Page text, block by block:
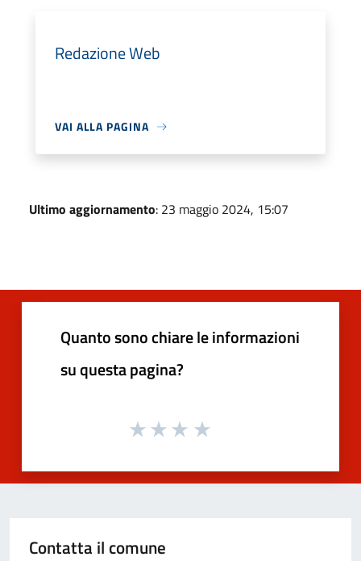
Redazione Web
VAI ALLA PAGINA
Ultimo aggiornamento: 23 maggio 2024, 15:07
Quanto sono chiare le informazioni
su questa pagina?
Contatta il comune